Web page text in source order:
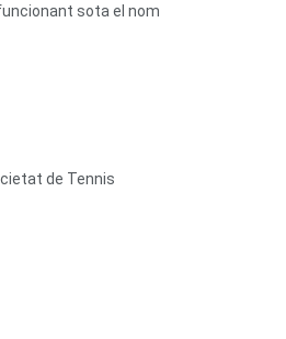
sota el nom
de Tennis